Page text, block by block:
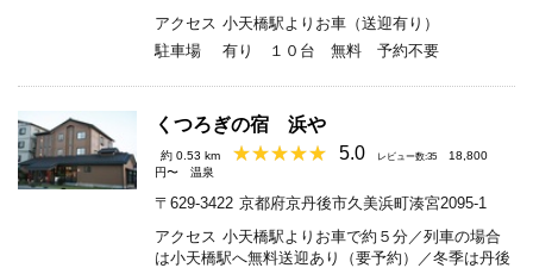
アクセス 小天橋駅よりお車（送迎有り）
駐車場
有り １０台 無料 予約不要
くつろぎの宿 浜や
約 0.53 km 5.0 レビュー数:35
18,800
円〜
温泉
〒629-3422 京都府京丹後市久美浜町湊宮2095-1
アクセス 小天橋駅よりお車で約５分／列車の場合
は小天橋駅へ無料送迎あり（要予約）／冬季は丹後